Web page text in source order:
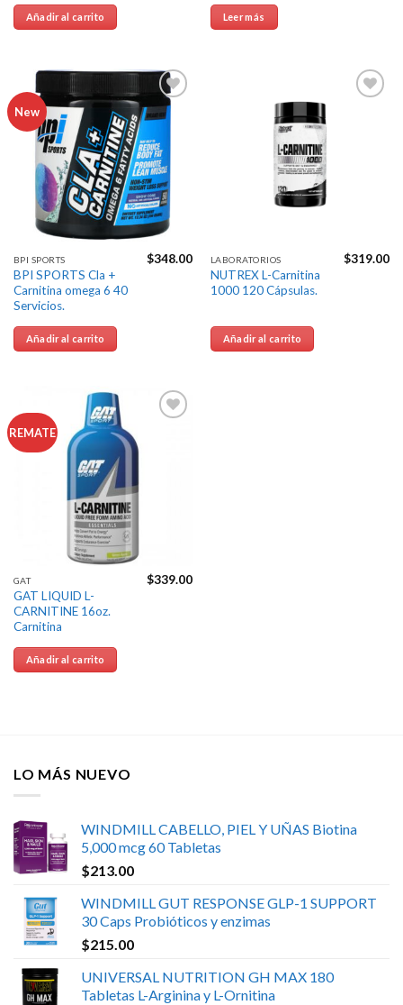
Añadir al carrito Leer más
New
Agregar
a la
deseos
BPI SPORTS
BPI SPORTS Cla +
Carnitina omega 6 40
Servicios.
$348.00
Añadir al carrito
LABORATORIOS
NUTREX L-Carnitina
1000 120 Cápsulas.
$319.00
Añadir al carrito
REMATE
GAT
GAT LIQUID L-
CARNITINE 16oz.
Carnitina
$339.00
Añadir al carrito
LO MÁS NUEVO
WINDMILL CABELLO, PIEL Y UÑAS Biotina
5,000 mcg 60 Tabletas
$213.00
WINDMILL GUT RESPONSE GLP-1 SUPPORT
30 Caps Probióticos y enzimas
$215.00
UNIVERSAL NUTRITION GH MAX 180
Tabletas L-Arginina y L-Ornitina